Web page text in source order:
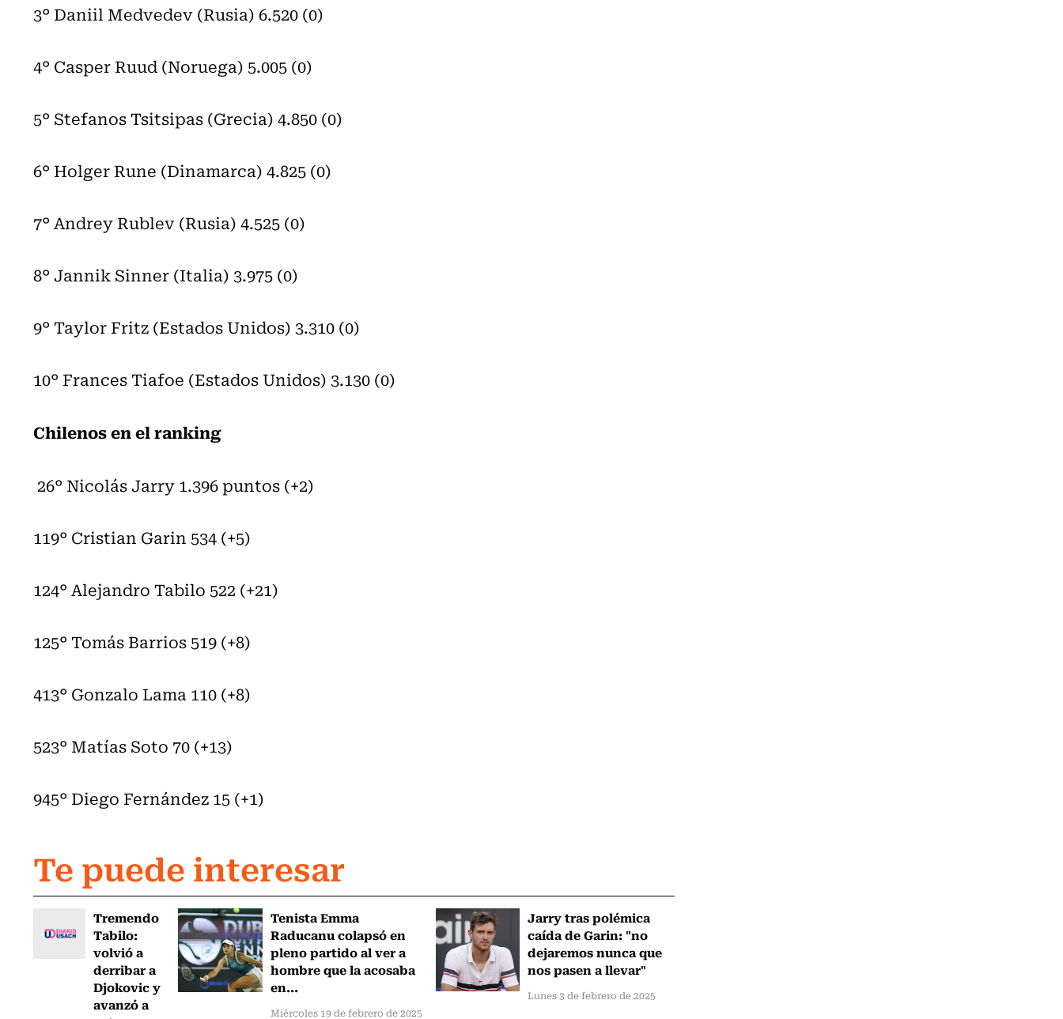
3° Daniil Medvedev (Rusia) 6.520 (0)
4° Casper Ruud (Noruega) 5.005 (0)
5° Stefanos Tsitsipas (Grecia) 4.850 (0)
6° Holger Rune (Dinamarca) 4.825 (0)
7° Andrey Rublev (Rusia) 4.525 (0)
8° Jannik Sinner (Italia) 3.975 (0)
9° Taylor Fritz (Estados Unidos) 3.310 (0)
10° Frances Tiafoe (Estados Unidos) 3.130 (0)
Chilenos en el ranking
26° Nicolás Jarry 1.396 puntos (+2)
119° Cristian Garin 534 (+5)
124° Alejandro Tabilo 522 (+21)
125° Tomás Barrios 519 (+8)
413° Gonzalo Lama 110 (+8)
523° Matías Soto 70 (+13)
945° Diego Fernández 15 (+1)
Te puede interesar
Tremendo
Tabilo:
volvió a
derribar a
Djokovic y
avanzó a
Tenista Emma
Raducanu colapsó en
pleno partido al ver a
hombre que la acosaba
en...
Miércoles 19 de febrero de 2025
Jarry tras polémica
caída de Garin: "no
dejaremos nunca que
nos pasen a llevar"
Lunes 3 de febrero de 2025